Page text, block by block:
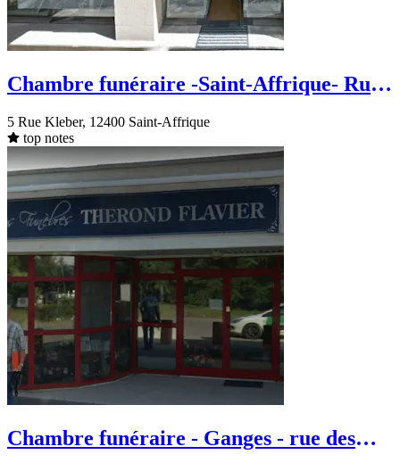
Chambre funéraire -Saint-Affrique- Rue
5 Rue Kleber, 12400 Saint-Affrique
top notes
Chambre funéraire - Ganges - rue des